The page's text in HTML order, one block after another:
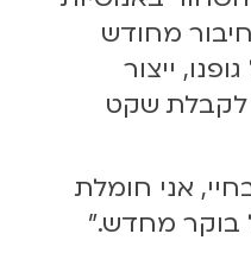
מחודש
ייצור
שקט
אני חומלת
בוקר מחדש."